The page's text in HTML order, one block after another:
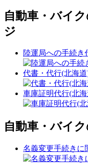
自動車・バイ
ジ
陸運局への手続き
代書・代行(北海
車庫証明代行(北
自動車・バイ
名義変更手続きに